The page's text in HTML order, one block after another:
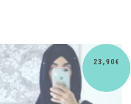
30,90€